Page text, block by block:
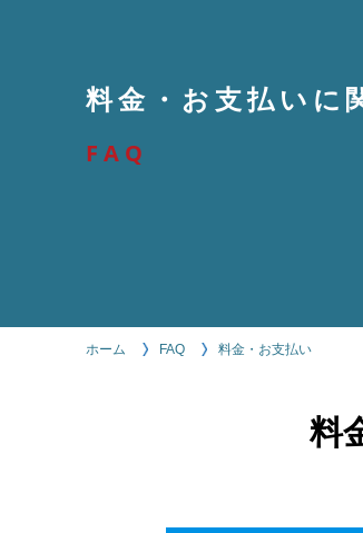
料⾦・お⽀払いに
FAQ
ホーム FAQ 料⾦・お⽀払い
料